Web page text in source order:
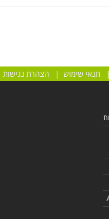
| תנאי שימוש | הצהרת נגישות